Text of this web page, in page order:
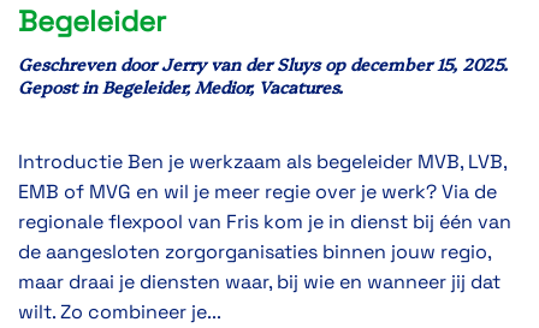
Begeleider
Geschreven doorJerry van der Sluysop december 15, 2025.
Gepost in Begeleider, Medior, Vacatures.
Introductie Ben je werkzaam als begeleider MVB, LVB,
EMB of MVG en wil je meer regie over je werk? Via de
regionale flexpool van Fris kom je in dienst bij één van
de aangesloten zorgorganisaties binnen jouw regio,
maar draai je diensten waar, bij wie en wanneer jij dat
wilt. Zo combineer je...